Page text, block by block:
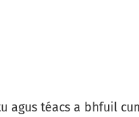
agus téacs a bhfuil